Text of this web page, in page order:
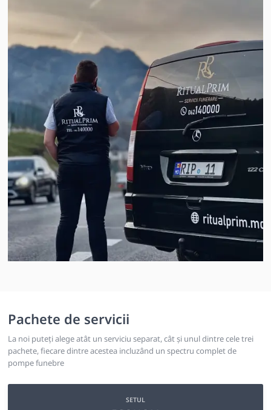
Pachete de servicii
La noi puteți alege atât un serviciu separat, cât și unul dintre cele trei
pachete, fiecare dintre acestea incluzând un spectru complet de
pompe funebre
SETUL